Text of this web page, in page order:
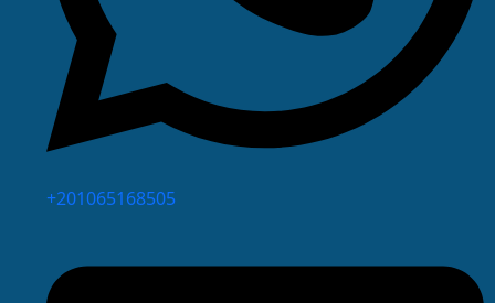
⁦+201065168505